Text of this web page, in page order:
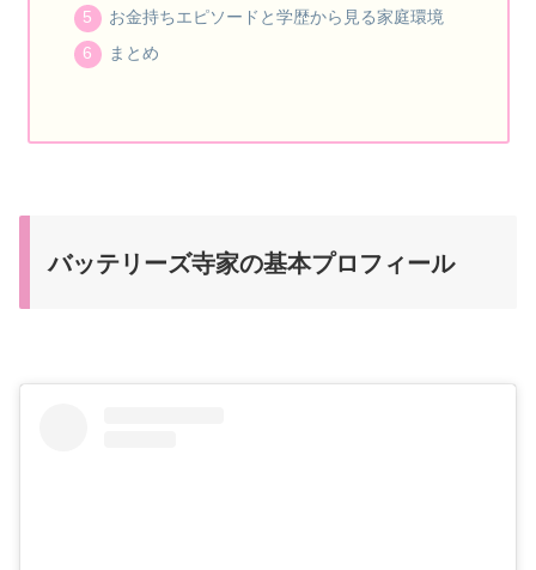
お金持ちエピソードと学歴から見る家庭環境
まとめ
バッテリーズ寺家の基本プロフィール